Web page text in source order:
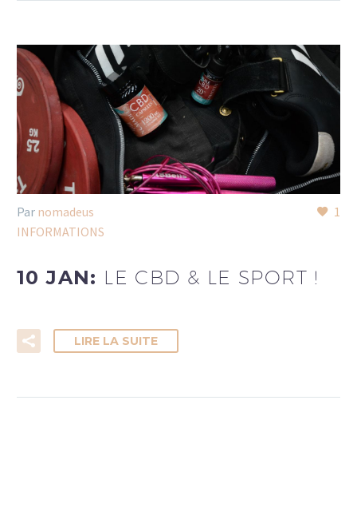
1
Par nomadeus
INFORMATIONS
10 JAN: LE CBD & LE SPORT !
LIRE LA SUITE